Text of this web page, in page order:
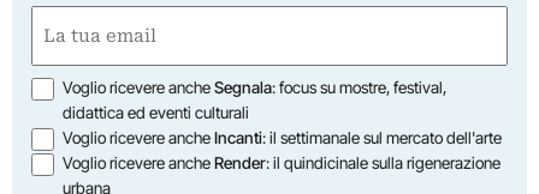
(Required)
Opzioni
Voglio ricevere ancheSegnala: focus su mostre, festival,
didattica ed eventi culturali
Voglio ricevere ancheIncanti: il settimanale sul mercato dell'arte
Voglio ricevere ancheRender: il quindicinale sulla rigenerazione
urbana